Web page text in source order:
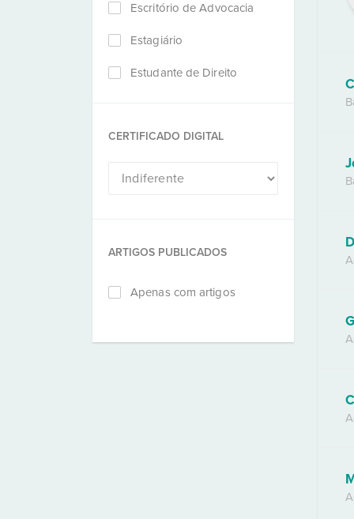
Escritório de Advocacia
Estagiário
Estudante de Direito
CERTIFICADO DIGITAL
ARTIGOS PUBLICADOS
Apenas com artigos